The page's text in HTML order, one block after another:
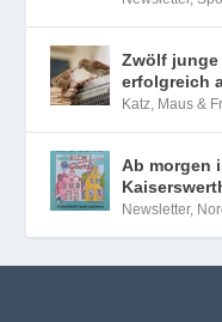
Zwölf junge
erfolgreich
Katz, Maus &
Ab morgen
Newsletter,